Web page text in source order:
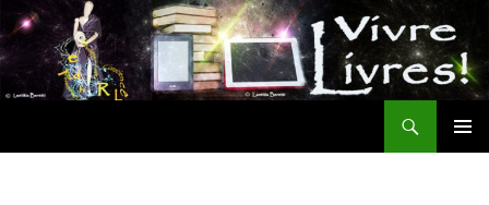
Aller
au
contenu